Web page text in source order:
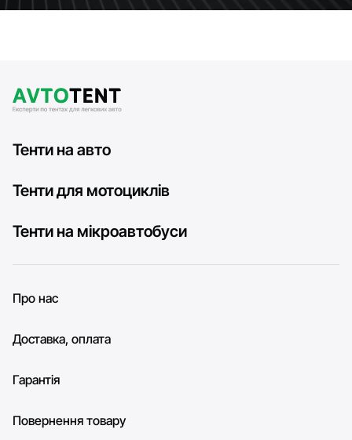
Тенти на авто
Тенти для мотоциклів
Тенти на мікроавтобуси
Про нас
Доставка, оплата
Гарантія
Повернення товару